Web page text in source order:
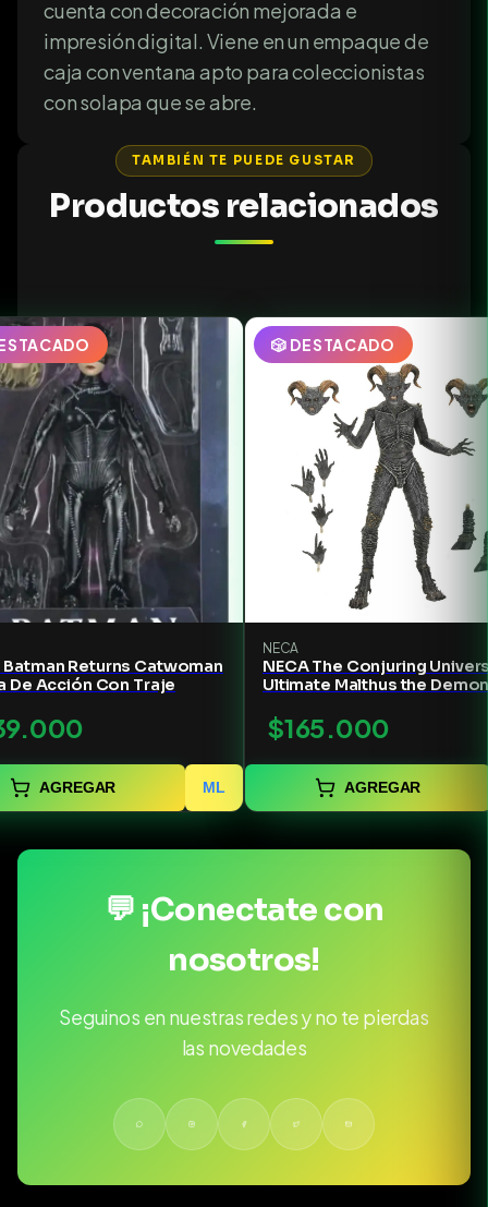
cuenta con decoración mejorada e
impresión digital. Viene en un empaque de
caja con ventana apto para coleccionistas
con solapa que se abre.
TAMBIÉN TE PUEDE GUSTAR
Productos relacionados
Returns Catwoman
De Acción Con Traje
AGREGAR ML
🎲 DESTACADO
NECA
NECA The Conjuring
Ultimate Malthus the
$165.000
AGREGAR
💬 ¡Conectate con
nosotros!
Seguinos en nuestras redes y no te pierdas
las novedades